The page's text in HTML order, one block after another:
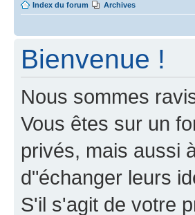
Index du forum Archives
Bienvenue !
Nous sommes
Vous êtes sur un
privés, mais aussi
d"échanger leurs
S'il s'agit de votre